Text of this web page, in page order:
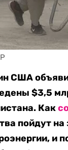
США
$3,5
Как
пойдут
и